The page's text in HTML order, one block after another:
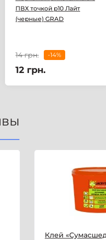
ПВХ точкой р10 Лайт
(черные) GRAD
14 грн. -14%
12 грн.
Клей